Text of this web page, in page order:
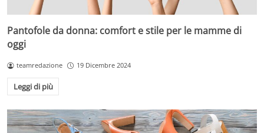
Pantofole da donna: comfort e stile per le mamme di
oggi
teamredazione 19 Dicembre 2024
Leggi di più